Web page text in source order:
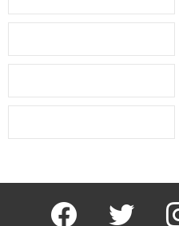
facebook twitter